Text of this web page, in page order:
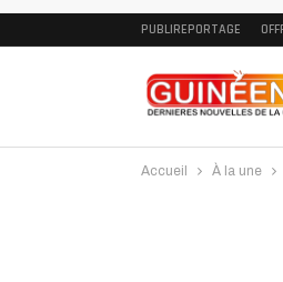
PUBLIREPORTAGE
Accueil À la une